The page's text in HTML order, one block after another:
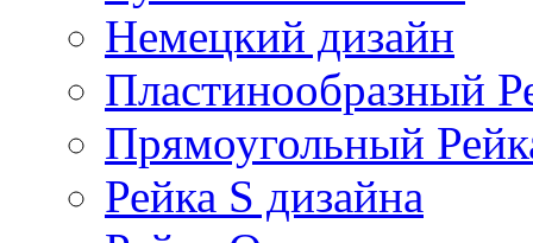
Немецкий дизайн
Пластинообразный
Прямоугольный
Рейка S дизайна